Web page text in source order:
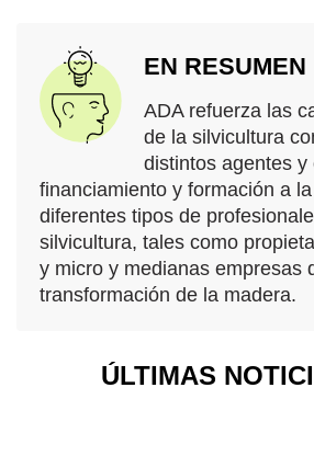
EN RESUMEN
ADA refuerza las
de la silvicultura
distintos agentes y
financiamiento y formación a
diferentes tipos de
silvicultura, tales como
y micro y medianas empresas
transformación de la madera.
ÚLTIMAS